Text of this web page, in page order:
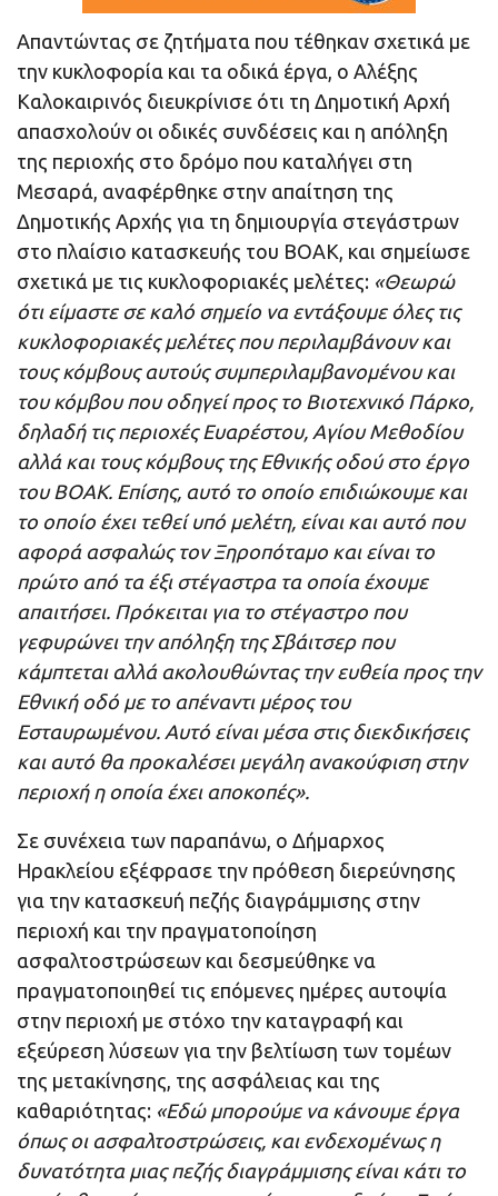
Απαντώντας σε ζητήματα που τέθηκαν σχετικά με
την κυκλοφορία και τα οδικά έργα, ο Αλέξης
Καλοκαιρινός διευκρίνισε ότι τη Δημοτική Αρχή
απασχολούν οι οδικές συνδέσεις και η απόληξη
της περιοχής στο δρόμο που καταλήγει στη
Μεσαρά, αναφέρθηκε στην απαίτηση της
Δημοτικής Αρχής για τη δημιουργία στεγάστρων
στο πλαίσιο κατασκευής του ΒΟΑΚ, και σημείωσε
σχετικά με τις κυκλοφοριακές μελέτες: «Θεωρώ
ότι είμαστε σε καλό σημείο να εντάξουμε όλες τις
κυκλοφοριακές μελέτες που περιλαμβάνουν και
τους κόμβους αυτούς συμπεριλαμβανομένου και
του κόμβου που οδηγεί προς το Βιοτεχνικό Πάρκο,
δηλαδή τις περιοχές Ευαρέστου, Αγίου Μεθοδίου
αλλά και τους κόμβους της Εθνικής οδού στο έργο
του ΒΟΑΚ. Επίσης, αυτό το οποίο επιδιώκουμε και
το οποίο έχει τεθεί υπό μελέτη, είναι και αυτό που
αφορά ασφαλώς τον Ξηροπόταμο και είναι το
πρώτο από τα έξι στέγαστρα τα οποία έχουμε
απαιτήσει. Πρόκειται για το στέγαστρο που
γεφυρώνει την απόληξη της Σβάιτσερ που
κάμπτεται αλλά ακολουθώντας την ευθεία προς την
Εθνική οδό με το απέναντι μέρος του
Εσταυρωμένου. Αυτό είναι μέσα στις διεκδικήσεις
και αυτό θα προκαλέσει μεγάλη ανακούφιση στην
περιοχή η οποία έχει αποκοπές».
Σε συνέχεια των παραπάνω, ο Δήμαρχος
Ηρακλείου εξέφρασε την πρόθεση διερεύνησης
για την κατασκευή πεζής διαγράμμισης στην
περιοχή και την πραγματοποίηση
ασφαλτοστρώσεων και δεσμεύθηκε να
πραγματοποιηθεί τις επόμενες ημέρες αυτοψία
στην περιοχή με στόχο την καταγραφή και
εξεύρεση λύσεων για την βελτίωση των τομέων
της μετακίνησης, της ασφάλειας και της
καθαριότητας: «Εδώ μπορούμε να κάνουμε έργα
όπως οι ασφαλτοστρώσεις, και ενδεχομένως η
δυνατότητα μιας πεζής διαγράμμισης είναι κάτι το